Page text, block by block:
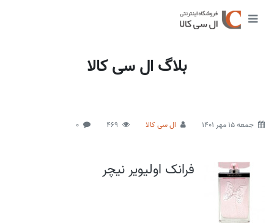
بلاگ ال سی کالا
جمعه 15 مهر 1401 ال سی کالا 469
0
فرانک اولیویر نیچر